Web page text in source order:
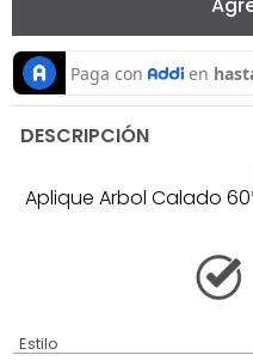
DESCRIPCIÓN
Aplique Arbol Calado
Estilo